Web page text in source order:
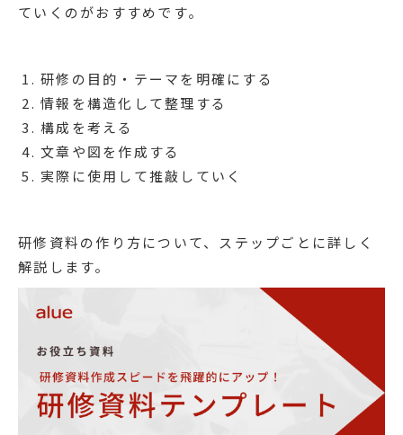
ていくのがおすすめです。
研修の目的・テーマを明確にする
情報を構造化して整理する
構成を考える
文章や図を作成する
実際に使用して推敲していく
研修資料の作り方について、ステップごとに詳しく
解説します。